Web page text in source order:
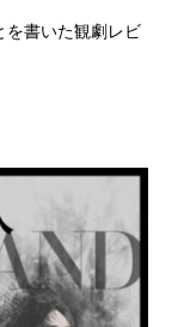
を書いた観劇レビ